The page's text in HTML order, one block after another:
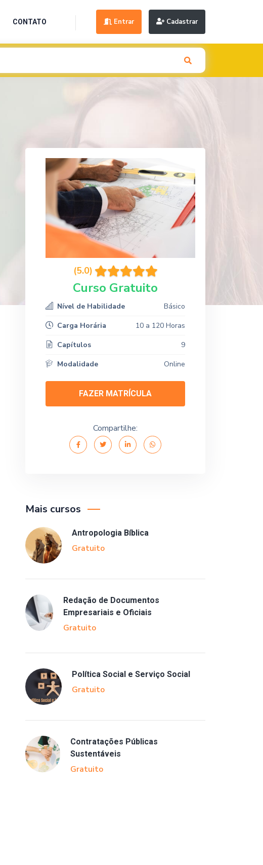
CONTATO Entrar Cadastrar
(5.0)
Curso Gratuito
Nível de Habilidade
Básico
Carga Horária
10 a 120 Horas
Capítulos
9
Modalidade
Online
FAZER MATRÍCULA
Compartilhe:
Mais cursos
Antropologia Bíblica
Gratuito
Redação de Documentos
Empresariais e Oficiais
Gratuito
Política Social e Serviço Social
Gratuito
Contratações Públicas
Sustentáveis
Gratuito